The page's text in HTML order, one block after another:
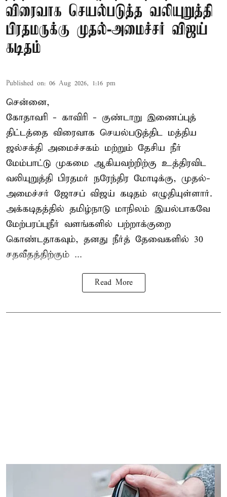
விரைவாக செயல்படுத்த வலியுறுத்தி
பிரதமருக்கு முதல்-அமைச்சர் விஜய்
கடிதம்
Published on: 06 Aug 2026, 1:16 pm
சென்னை,
கோதாவரி - காவிரி - குண்டாறு இணைப்புத்
திட்டத்தை விரைவாக செயல்படுத்திட மத்திய
ஜல்சக்தி அமைச்சகம் மற்றும் தேசிய நீர்
மேம்பாட்டு முகமை ஆகியவற்றிற்கு உத்திரவிட
வலியுறுத்தி பிரதமர் நரேந்திர மோடிக்கு, முதல்-
அமைச்சர் ஜோசப் விஜய் கடிதம் எழுதியுள்ளார்.
அக்கடிதத்தில் தமிழ்நாடு மாநிலம் இயல்பாகவே
மேற்பரப்புநீர் வளங்களில் பற்றாக்குறை
கொண்டதாகவும், தனது நீர்த் தேவைகளில் 30
சதவீதத்திற்கும் ...
Read More